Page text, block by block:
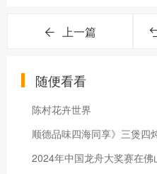
上一篇
随便看看
陈村花卉世界
顺德品味四海同享》三煲四
2024年中国龙舟大奖赛在佛